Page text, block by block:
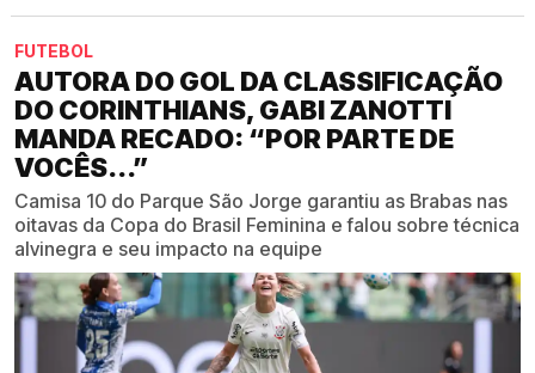
FUTEBOL
AUTORA DO GOL DA CLASSIFICAÇÃO
DO CORINTHIANS, GABI ZANOTTI
MANDA RECADO: “POR PARTE DE
VOCÊS...”
Camisa 10 do Parque São Jorge garantiu as Brabas nas
oitavas da Copa do Brasil Feminina e falou sobre técnica
alvinegra e seu impacto na equipe